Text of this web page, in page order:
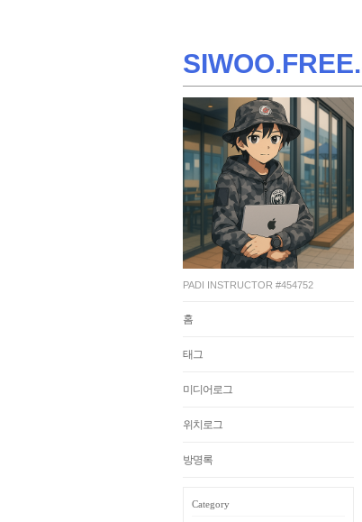
PADI INSTRUCTOR #454752
홈
태그
미디어로그
위치로그
방명록
Category